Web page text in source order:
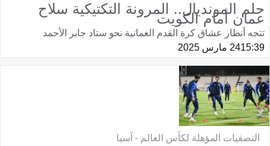
حلم المونديال.. المرونة التكتيكية سلاح
عمان أمام الكويت
تتجه أنظار عشاق كرة القدم العمانية نحو ستاد جابر الأحمد
15:3924 مارس 2025
التصفيات المؤهلة لكأس العالم - آسيا